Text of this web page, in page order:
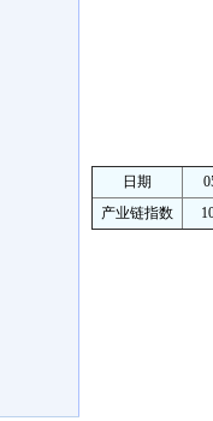
日期
产业链指数